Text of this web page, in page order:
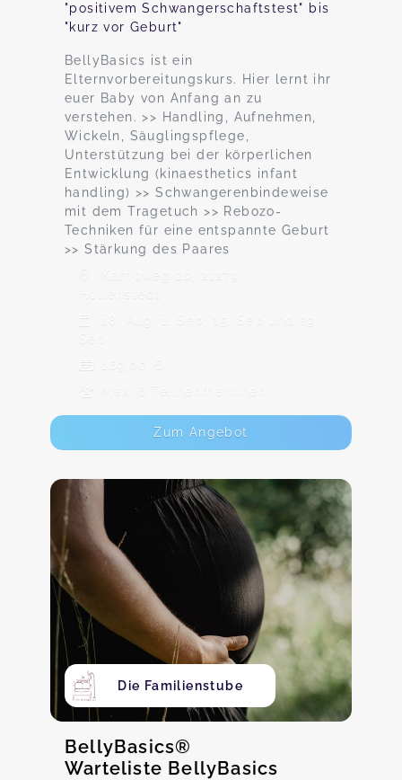
"positivem Schwangerschaftstest" bis
"kurz vor Geburt"
BellyBasics ist ein
Elternvorbereitungskurs. Hier lernt ihr
euer Baby von Anfang an zu
verstehen. >> Handling, Aufnehmen,
Wickeln, Säuglingspflege,
Unterstützung bei der körperlichen
Entwicklung (kinaesthetics infant
handling) >> Schwangerenbindeweise
mit dem Tragetuch >> Rebozo-
Techniken für eine entspannte Geburt
>> Stärkung des Paares
Kampweg 2b, 21279
Hollenstedt
18. Aug, 1. Sep, 15. Sep und 29.
Sep
169,00 €
Max. 6 TeilnehmerInnen
Zum Angebot
Die Familienstube
BellyBasics®
Warteliste BellyBasics